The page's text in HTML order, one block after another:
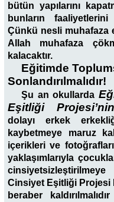
bütün yapılarını
bunların
Çünkü nesli muhafaza
Allah muhafaza
kalacaktır.
Eğitimde
Sonlandırılmalıdır!
Şu an okullarda
Eşitliği Projesi’nin
dolayı erkek
kaybetmeye maruz
içerikleri ve
yaklaşımlarıyla
Cinsiyet Eşitliği Projesi
beraber